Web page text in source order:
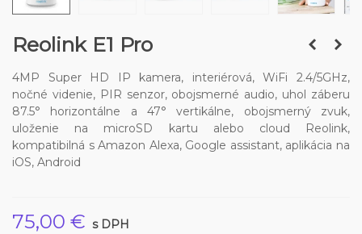
Reolink E1 Pro
4MP Super HD IP kamera, interiérová, WiFi 2.4/5GHz,
nočné videnie, PIR senzor, obojsmerné audio, uhol záberu
87.5° horizontálne a 47° vertikálne, obojsmerný zvuk,
uloženie na microSD kartu alebo cloud Reolink,
kompatibilná s Amazon Alexa, Google assistant, aplikácia na
iOS, Android
75,00 € s DPH